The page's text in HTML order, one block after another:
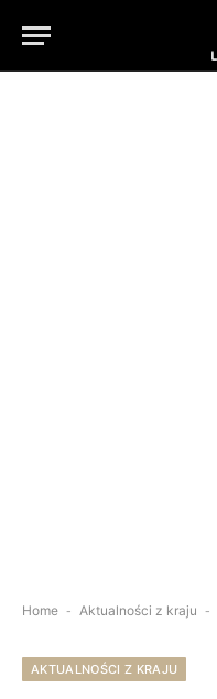
Home - Aktualności z kraju -
AKTUALNOŚCI Z KRAJU